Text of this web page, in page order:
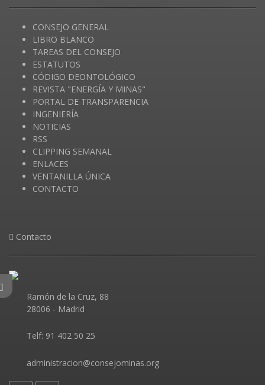
CONSEJO GENERAL
LIBRO BLANCO
TAREAS DEL CONSEJO
ESTATUTOS
CÓDIGO DEONTOLÓGICO
REVISTA "ENERGÍA Y MINAS"
PORTAL DE TRANSPARENCIA
INGENIERÍA
NOTICIAS
RSS
CLIPPING SEMANAL
ENLACES
VENTANILLA ÚNICA
CONTACTO
Contacto
Ramón de la Cruz, 88
28006 - Madrid
Telf: